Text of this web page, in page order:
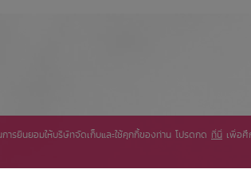
ารยินยอมให้บริษัทจัดเก็บและใช้คุกกี้ของท่าน โปรดกด ที่นี่ เพื่อศึ